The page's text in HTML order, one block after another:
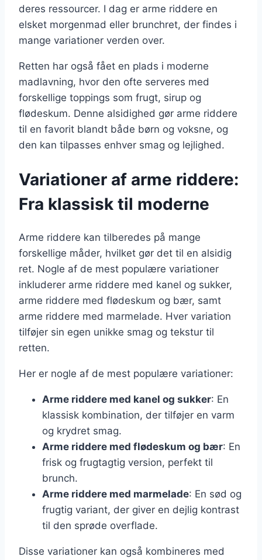
deres ressourcer. I dag er arme riddere en
elsket morgenmad eller brunchret, der findes i
mange variationer verden over.
Retten har også fået en plads i moderne
madlavning, hvor den ofte serveres med
forskellige toppings som frugt, sirup og
flødeskum. Denne alsidighed gør arme riddere
til en favorit blandt både børn og voksne, og
den kan tilpasses enhver smag og lejlighed.
Variationer af arme riddere:
Fra klassisk til moderne
Arme riddere kan tilberedes på mange
forskellige måder, hvilket gør det til en alsidig
ret. Nogle af de mest populære variationer
inkluderer arme riddere med kanel og sukker,
arme riddere med flødeskum og bær, samt
arme riddere med marmelade. Hver variation
tilføjer sin egen unikke smag og tekstur til
retten.
Her er nogle af de mest populære variationer:
Arme riddere med kanel og sukker: En
klassisk kombination, der tilføjer en varm
og krydret smag.
Arme riddere med flødeskum og bær: En
frisk og frugtagtig version, perfekt til
brunch.
Arme riddere med marmelade: En sød og
frugtig variant, der giver en dejlig kontrast
til den sprøde overflade.
Disse variationer kan også kombineres med